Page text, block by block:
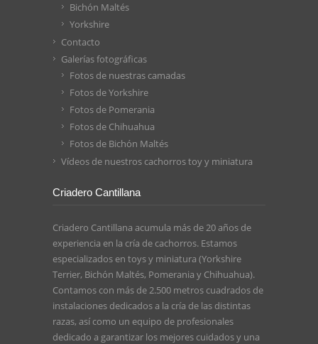
Bichón Maltés
Yorkshire
Contacto
Galerías fotográficas
Fotos de nuestras camadas
Fotos de Yorkshire
Fotos de Pomerania
Fotos de Chihuahua
Fotos de Bichón Maltés
Vídeos de nuestros cachorros toy y miniatura
Criadero Cantillana
Criadero Cantillana acumula más de 20 años de
experiencia en la cría de cachorros. Estamos
especializados en toys y miniatura (Yorkshire
Terrier, Bichón Maltés, Pomerania y Chihuahua).
Contamos con más de 2.500 metros cuadrados de
instalaciones dedicados a la cría de las distintas
razas, así como un equipo de profesionales
dedicado a garantizar los mejores cuidados y una